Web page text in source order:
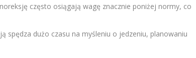
często osiągają wagę znacznie poniżej normy, co
spędza dużo czasu na myśleniu o jedzeniu, planowaniu